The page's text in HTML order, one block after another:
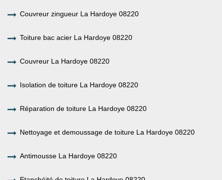
Couvreur zingueur La Hardoye 08220
Toiture bac acier La Hardoye 08220
Couvreur La Hardoye 08220
Isolation de toiture La Hardoye 08220
Réparation de toiture La Hardoye 08220
Nettoyage et demoussage de toiture La Hardoye 08220
Antimousse La Hardoye 08220